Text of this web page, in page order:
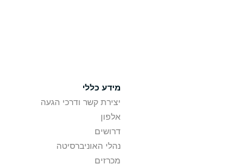
מידע כללי
יצירת קשר ודרכי הגעה
אלפון
דרושים
נהלי האוניברסיטה
מכרזים